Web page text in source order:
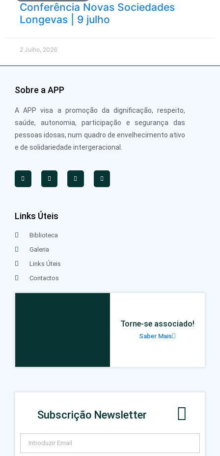
Conferência Novas Sociedades
Longevas | 9 julho
2 Julho, 2026
Sobre a APP
A APP visa a promoção da dignificação, respeito,
saúde, autonomia, participação e segurança das
pessoas idosas, num quadro de envelhecimento ativo
e de solidariedade intergeracional.
Links Úteis
Biblioteca
Galeria
Links Úteis
Contactos
Torne-se associado!
Saber Mais
Subscrição Newsletter